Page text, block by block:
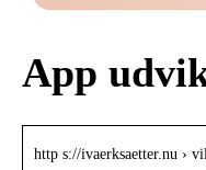
App
http s://ivaerksaetter.nu ›